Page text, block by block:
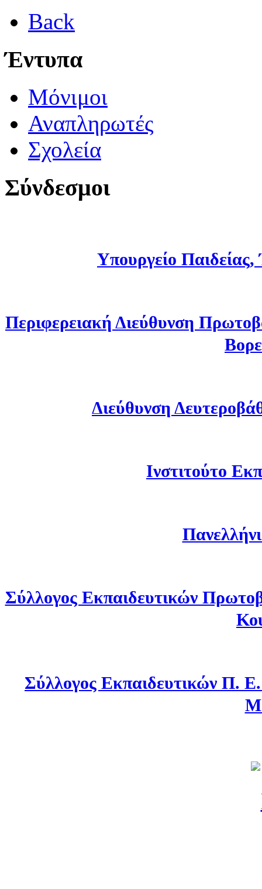
Back
Έντυπα
Μόνιμοι
Αναπληρωτές
Σχολεία
Σύνδεσμοι
Υπουργείο
Περιφερειακή Διεύθυνση
Διεύθυνση
Ινστιτούτο
Σύλλογος Εκπαιδευτικών
Σύλλογος Εκπαιδευτικών Π.